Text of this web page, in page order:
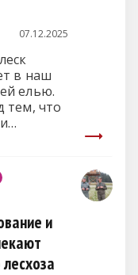
07.12.2025
в наш
елью.
тем, что
и